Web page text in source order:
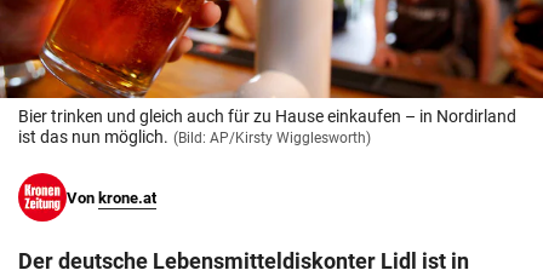
© Krone Multimedia GmbH & Co KG 2026
Muthgasse 2, 1190 Wien
Bier trinken und gleich auch für zu Hause einkaufen – in Nordirland
ist das nun möglich. (Bild: AP/Kirsty Wigglesworth)
Von krone.at
Der deutsche Lebensmitteldiskonter Lidl ist in